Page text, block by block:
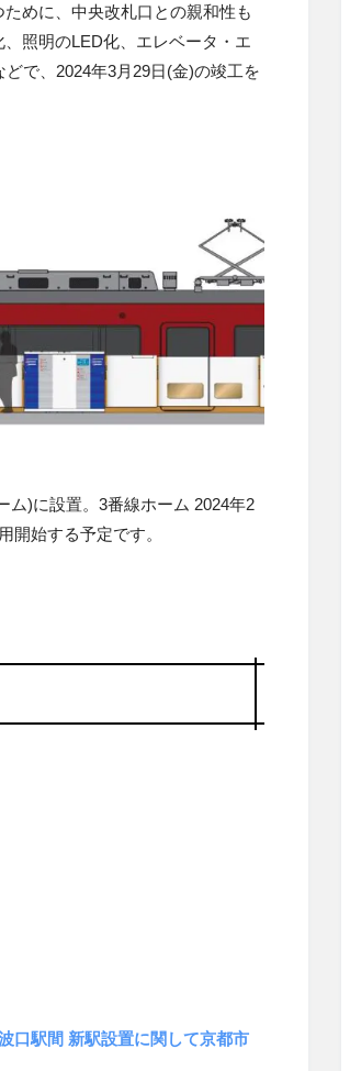
めに、中央改札口との親和性も
照明のLED化、エレベータ・エ
で、2024年3月29日(金)の竣工を
ム)に設置。3番線ホーム 2024年2
開始する予定です。
口駅間 新駅設置に関して京都市